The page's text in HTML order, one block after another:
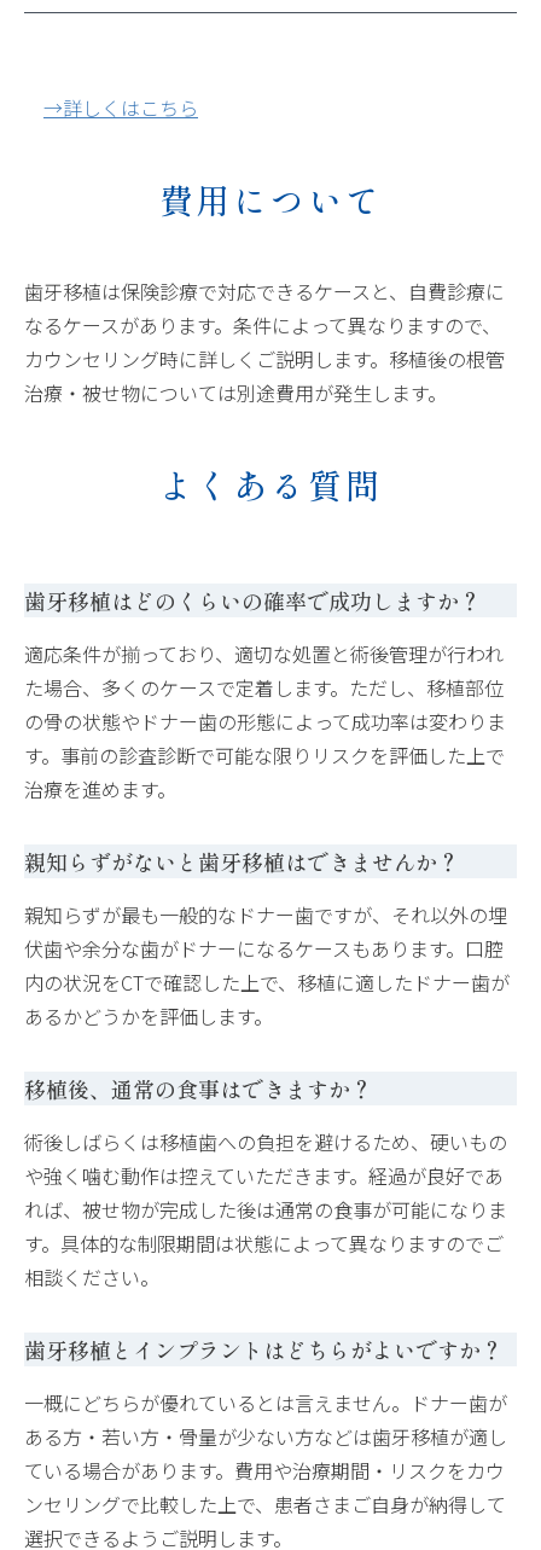
→詳しくはこちら
費用について
歯牙移植は保険診療で対応できるケースと、自費診療に
なるケースがあります。条件によって異なりますので、
カウンセリング時に詳しくご説明します。移植後の根管
治療・被せ物については別途費用が発生します。
よくある質問
歯牙移植はどのくらいの確率で成功しますか？
適応条件が揃っており、適切な処置と術後管理が行われ
た場合、多くのケースで定着します。ただし、移植部位
の骨の状態やドナー歯の形態によって成功率は変わりま
す。事前の診査診断で可能な限りリスクを評価した上で
治療を進めます。
親知らずがないと歯牙移植はできませんか？
親知らずが最も一般的なドナー歯ですが、それ以外の埋
伏歯や余分な歯がドナーになるケースもあります。口腔
内の状況をCTで確認した上で、移植に適したドナー歯が
あるかどうかを評価します。
移植後、通常の食事はできますか？
術後しばらくは移植歯への負担を避けるため、硬いもの
や強く噛む動作は控えていただきます。経過が良好であ
れば、被せ物が完成した後は通常の食事が可能になりま
す。具体的な制限期間は状態によって異なりますのでご
相談ください。
歯牙移植とインプラントはどちらがよいですか？
一概にどちらが優れているとは言えません。ドナー歯が
ある方・若い方・骨量が少ない方などは歯牙移植が適し
ている場合があります。費用や治療期間・リスクをカウ
ンセリングで比較した上で、患者さまご自身が納得して
選択できるようご説明します。